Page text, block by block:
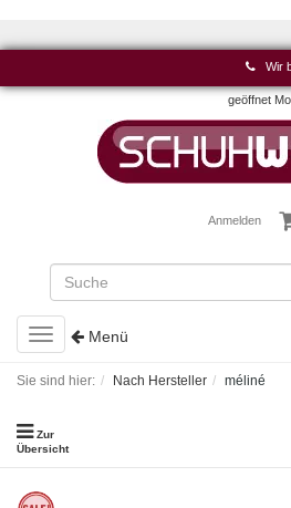
Wir
geöffnet
Anmelden
Toggle
navigation
Menü
Sie sind hier: Nach Hersteller méliné
Zur
Übersicht